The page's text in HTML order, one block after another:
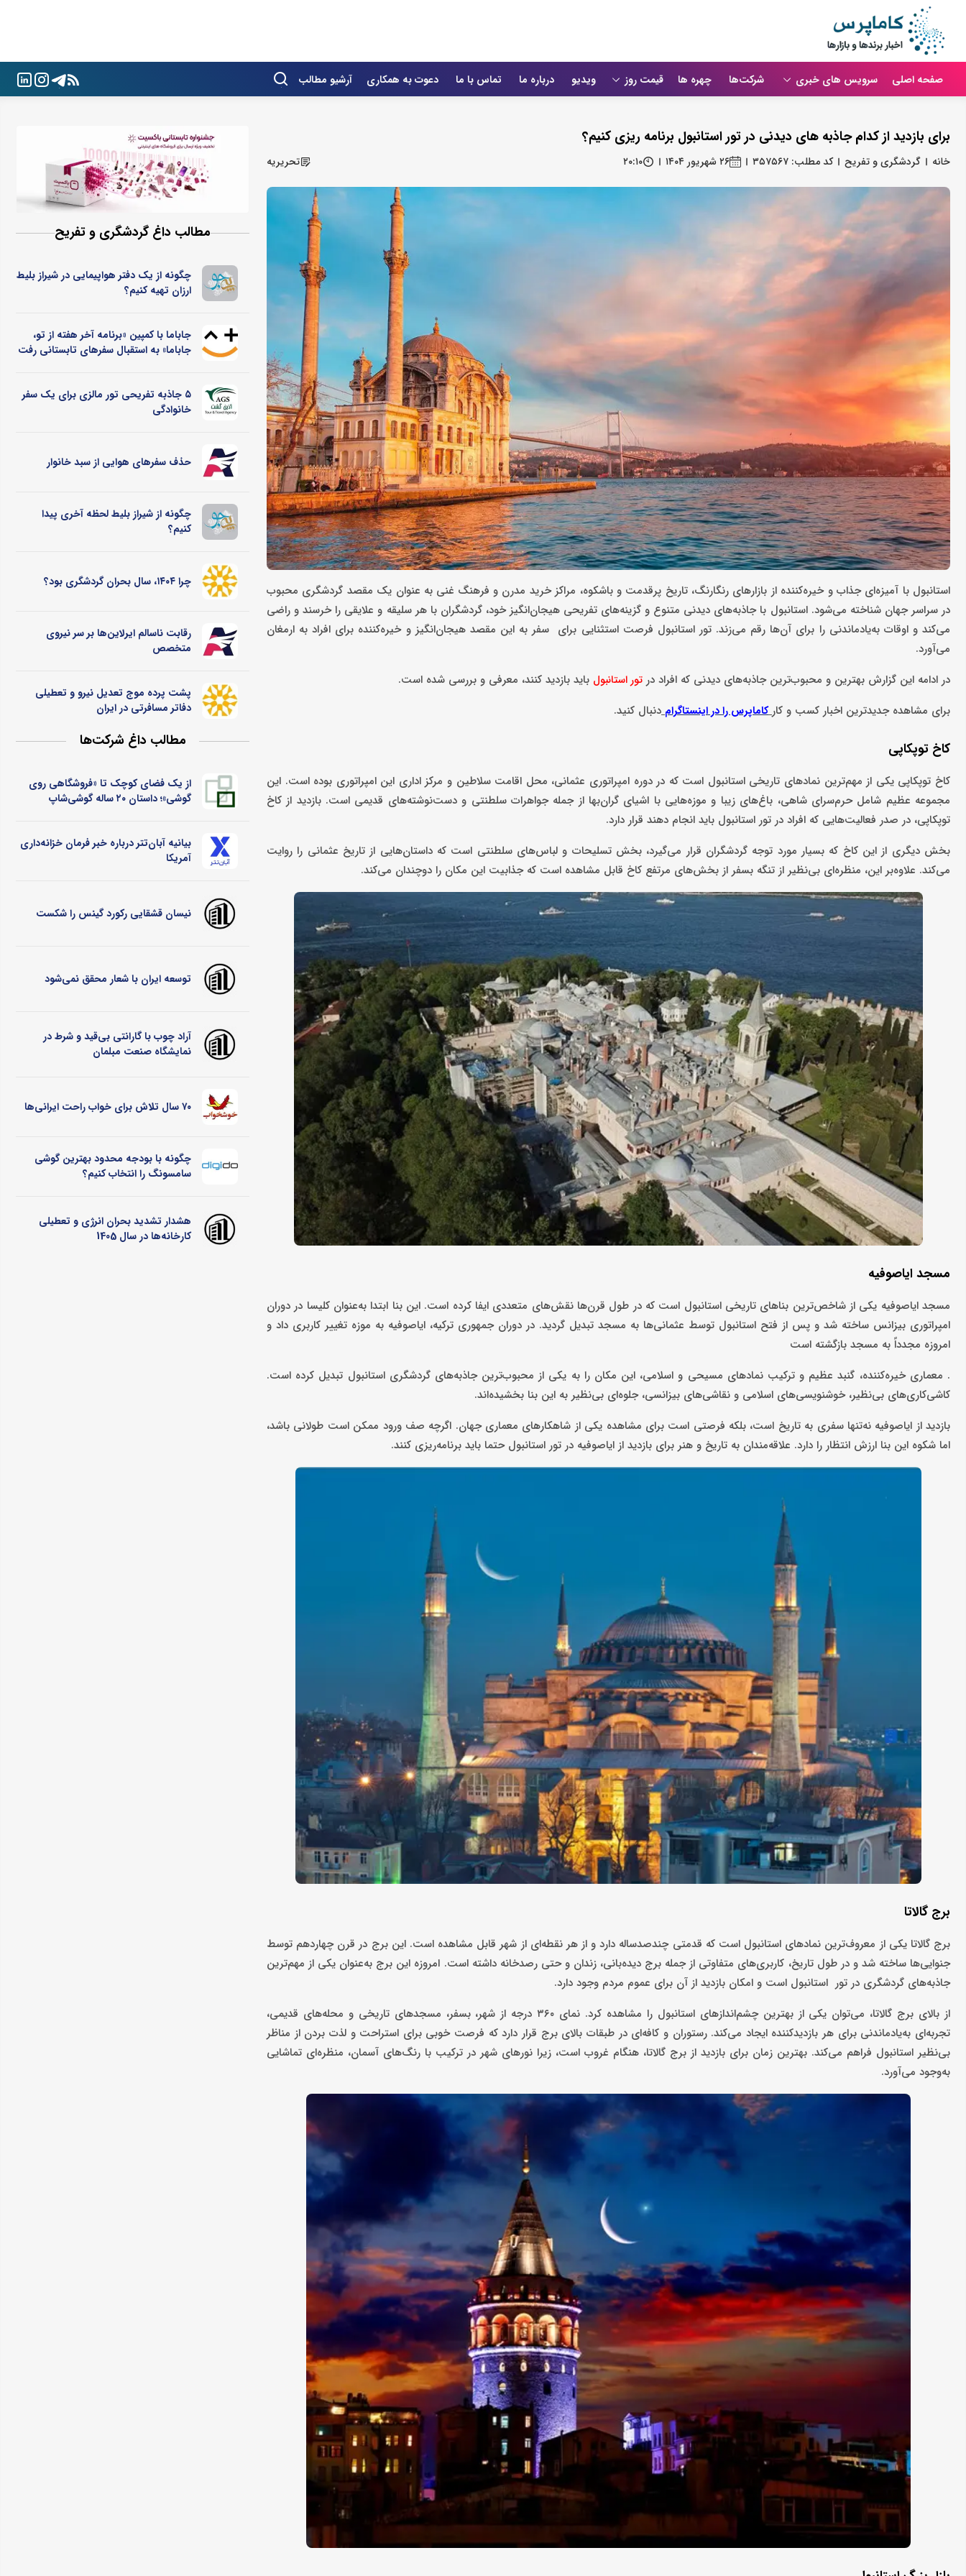
صفحه اصلی سرویس های خبری شرکت‌ها چهره ها قیمت روز ویدیو درباره ما تماس با ما دعوت به همکاری آرشیو مطالب
برای بازدید از کدام جاذبه‌ های دیدنی در تور استانبول برنامه‌ ریزی کنیم؟
خانه گردشگری و تفریح کد مطلب: ۳۵۷۵۶۷ ۲۶ شهریور ۱۴۰۴ ۲۰:۱۰ تحریریه
استانبول با آمیزه‌ای جذاب و خیره‌کننده از بازارهای رنگارنگ، تاریخ پرقدمت و باشکوه، مراکز خرید مدرن و فرهنگ غنی به عنوان یک مقصد گردشگری محبوب
در سراسر جهان شناخته می‌شود. استانبول با جاذبه‌های دیدنی متنوع و گزینه‌های تفریحی هیجان‌انگیز خود، گردشگران با هر سلیقه و علایقی را خرسند و راضی
می‌کند و اوقات به‌یادماندنی را برای آن‌ها رقم می‌زند. تور استانبول فرصت استثنایی برای سفر به این مقصد هیجان‌انگیز و خیره‌کننده برای افراد به ارمغان
می‌آورد.
در ادامه این گزارش بهترین و محبوب‌ترین جاذبه‌های دیدنی که افراد در تور استانبول باید بازدید کنند، معرفی و بررسی شده است.
برای مشاهده جدیدترین اخبار کسب و کار کاماپرس را در اینستاگرام دنبال کنید.
کاخ توپکاپی
کاخ توپکاپی یکی از مهم‌ترین نمادهای تاریخی استانبول است که در دوره امپراتوری عثمانی، محل اقامت سلاطین و مرکز اداری این امپراتوری بوده است. این
مجموعه عظیم شامل حرم‌سرای شاهی، باغ‌های زیبا و موزه‌هایی با اشیای گران‌بها از جمله جواهرات سلطنتی و دست‌نوشته‌های قدیمی است. بازدید از کاخ
توپکاپی، در صدر فعالیت‌هایی که افراد در تور استانبول باید انجام دهند قرار دارد.
بخش دیگری از این کاخ که بسیار مورد توجه گردشگران قرار می‌گیرد، بخش تسلیحات و لباس‌های سلطنتی است که داستان‌هایی از تاریخ عثمانی را روایت
می‌کند. علاوه‌بر این، منظره‌ای بی‌نظیر از تنگه بسفر از بخش‌های مرتفع کاخ قابل مشاهده است که جذابیت این مکان را دوچندان می‌کند.
مسجد ایاصوفیه
مسجد ایاصوفیه یکی از شاخص‌ترین بناهای تاریخی استانبول است که در طول قرن‌ها نقش‌های متعددی ایفا کرده است. این بنا ابتدا به‌عنوان کلیسا در دوران
امپراتوری بیزانس ساخته شد و پس از فتح استانبول توسط عثمانی‌ها به مسجد تبدیل گردید. در دوران جمهوری ترکیه، ایاصوفیه به موزه تغییر کاربری داد و
امروزه مجدداً به مسجد بازگشته است
. معماری خیره‌کننده، گنبد عظیم و ترکیب نمادهای مسیحی و اسلامی، این مکان را به یکی از محبوب‌ترین جاذبه‌های گردشگری استانبول تبدیل کرده است.
کاشی‌کاری‌های بی‌نظیر، خوشنویسی‌های اسلامی و نقاشی‌های بیزانسی، جلوه‌ای بی‌نظیر به این بنا بخشیده‌اند.
بازدید از ایاصوفیه نه‌تنها سفری به تاریخ است، بلکه فرصتی است برای مشاهده یکی از شاهکارهای معماری جهان. اگرچه صف ورود ممکن است طولانی باشد،
اما شکوه این بنا ارزش انتظار را دارد. علاقه‌مندان به تاریخ و هنر برای بازدید از ایاصوفیه در تور استانبول حتما باید برنامه‌ریزی کنند.
برج گالاتا
برج گالاتا یکی از معروف‌ترین نمادهای استانبول است که قدمتی چندصدساله دارد و از هر نقطه‌ای از شهر قابل مشاهده است. این برج در قرن چهاردهم توسط
جنوایی‌ها ساخته شد و در طول تاریخ، کاربری‌های متفاوتی از جمله برج دیده‌بانی، زندان و حتی رصدخانه داشته است. امروزه این برج به‌عنوان یکی از مهم‌ترین
جاذبه‌های گردشگری در تور استانبول است و امکان بازدید از آن برای عموم مردم وجود دارد.
از بالای برج گالاتا، می‌توان یکی از بهترین چشم‌اندازهای استانبول را مشاهده کرد. نمای ۳۶۰ درجه از شهر، بسفر، مسجدهای تاریخی و محله‌های قدیمی،
تجربه‌ای به‌یادماندنی برای هر بازدیدکننده ایجاد می‌کند. رستوران و کافه‌ای در طبقات بالای برج قرار دارد که فرصت خوبی برای استراحت و لذت بردن از مناظر
بی‌نظیر استانبول فراهم می‌کند. بهترین زمان برای بازدید از برج گالاتا، هنگام غروب است، زیرا نورهای شهر در ترکیب با رنگ‌های آسمان، منظره‌ای تماشایی
به‌وجود می‌آورد.
مطالب داغ گردشگری و تفریح
چگونه از یک دفتر هواپیمایی در شیراز بلیط
ارزان تهیه کنیم؟
جاباما با کمپین «برنامه آخر هفته از تو،
جاباما» به استقبال سفرهای تابستانی رفت
۵ جاذبه تفریحی تور مالزی برای یک سفر
خانوادگی
حذف سفرهای هوایی از سبد خانوار
چگونه از شیراز بلیط لحظه آخری پیدا
کنیم؟
چرا ۱۴۰۴، سال بحران گردشگری بود؟
رقابت ناسالم ایرلاین‌ها بر سر نیروی
متخصص
پشت پرده موج تعدیل نیرو و تعطیلی
دفاتر مسافرتی در ایران
مطالب داغ شرکت‌ها
از یک فضای کوچک تا «فروشگاهی روی
گوشی»؛ داستان ۲۰ ساله گوشی‌شاپ
بیانیه آبان‌تتر درباره خبر فرمان خزانه‌داری
آمریکا
نیسان قشقایی رکورد گینس را شکست
توسعه ایران با شعار محقق نمی‌شود
آراد چوب با گارانتی بی‌قید و شرط در
نمایشگاه صنعت مبلمان
۷۰ سال تلاش برای خواب راحت ایرانی‌ها
چگونه با بودجه محدود بهترین گوشی
سامسونگ را انتخاب کنیم؟
هشدار تشدید بحران انرژی و تعطیلی
کارخانه‌ها در سال 1405